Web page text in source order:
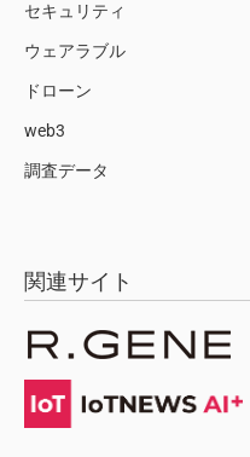
セキュリティ
ウェアラブル
ドローン
web3
調査データ
関連サイト